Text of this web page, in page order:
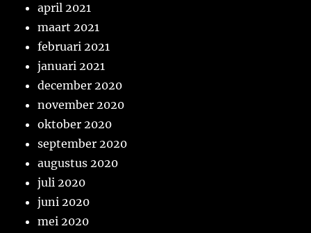
april 2021
maart 2021
februari 2021
januari 2021
december 2020
november 2020
oktober 2020
september 2020
augustus 2020
juli 2020
juni 2020
mei 2020